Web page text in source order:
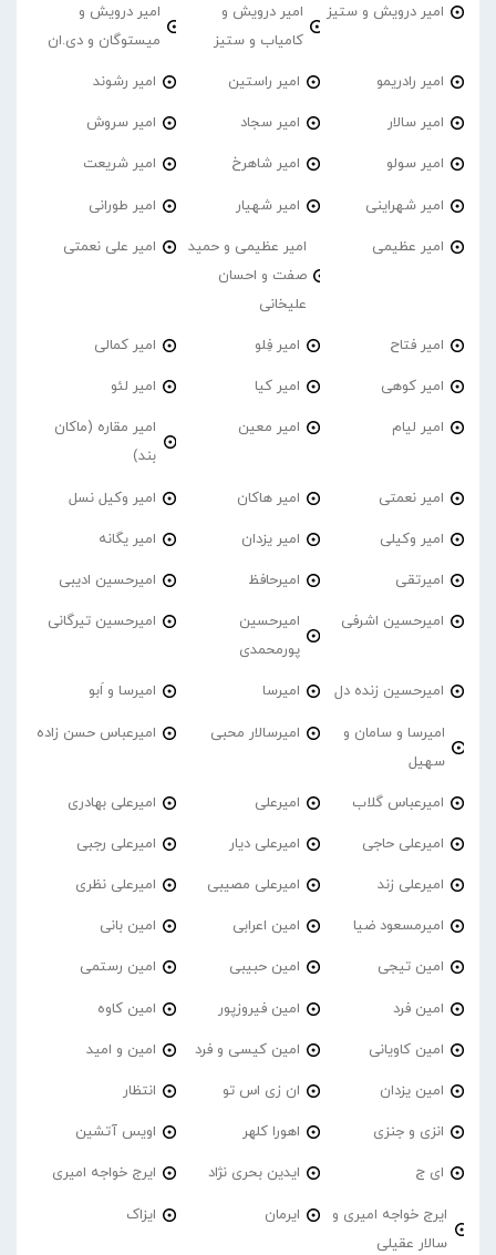
امیر درویش و ستیز
امیر درویش و
کامیاب و ستیز
امیر درویش و
میستوگان و دی.ان
امیر رادریمو امیر راستین امیر رشوند
امیر سالار امیر سجاد امیر سروش
امیر سولو امیر شاهرخ امیر شریعت
امیر شهراینی امیر شهیار امیر طورانی
امیر عظیمی
امیر عظیمی و حمید
صفت و احسان
علیخانی
امیر علی نعمتی
امیر فتاح امیر فِلو امیر کمالی
امیر کوهی امیر کیا امیر لئو
امیر لیام امیر معین
امیر مقاره (ماکان
بند)
امیر نعمتی امیر هاکان امیر وکیل نسل
امیر وکیلی امیر یزدان امیر یگانه
امیرتقی امیرحافظ امیرحسین ادیبی
امیرحسین اشرفی
امیرحسین
پورمحمدی
امیرحسین تیرگانی
امیرحسین زنده دل امیرسا امیرسا و اَبو
امیرسا و سامان و
سهیل
امیرسالار محبی امیرعباس حسن زاده
امیرعباس گلاب امیرعلی امیرعلی بهادری
امیرعلی حاجی امیرعلی دیار امیرعلی رجبی
امیرعلی زند امیرعلی مصیبی امیرعلی نظری
امیرمسعود ضیا امین اعرابی امین بانی
امین تیجی امین حبیبی امین رستمی
امین فرد امین فیروزپور امین کاوه
امین کاویانی امین کیسی و فرد امین و امید
امین یزدان ان زی اس تو انتظار
انزی و جنزی اهورا کلهر اویس آتشین
ای ج ایدین بحری نژاد ایرج خواجه امیری
ایرج خواجه امیری و
سالار عقیلی
ایرمان ایزاک